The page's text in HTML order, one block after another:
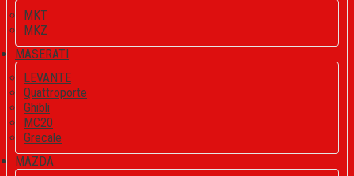
MKT
MKZ
MASERATI
LEVANTE
Quattroporte
Ghibli
MC20
Grecale
MAZDA